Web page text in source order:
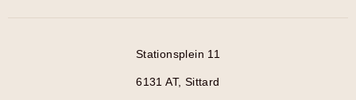
Stationsplein 11
6131 AT, Sittard